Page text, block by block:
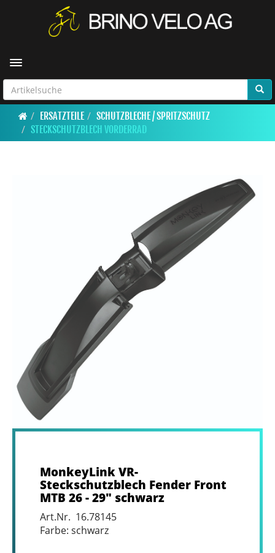
Toggle navigation
ERSATZTEILE
SCHUTZBLECHE / SPRITZSCHUTZ
STECKSCHUTZBLECH VORDERRAD
MonkeyLink VR-
Steckschutzblech Fender Front
MTB 26 - 29" schwarz
Art.Nr. 16.78145
Farbe: schwarz